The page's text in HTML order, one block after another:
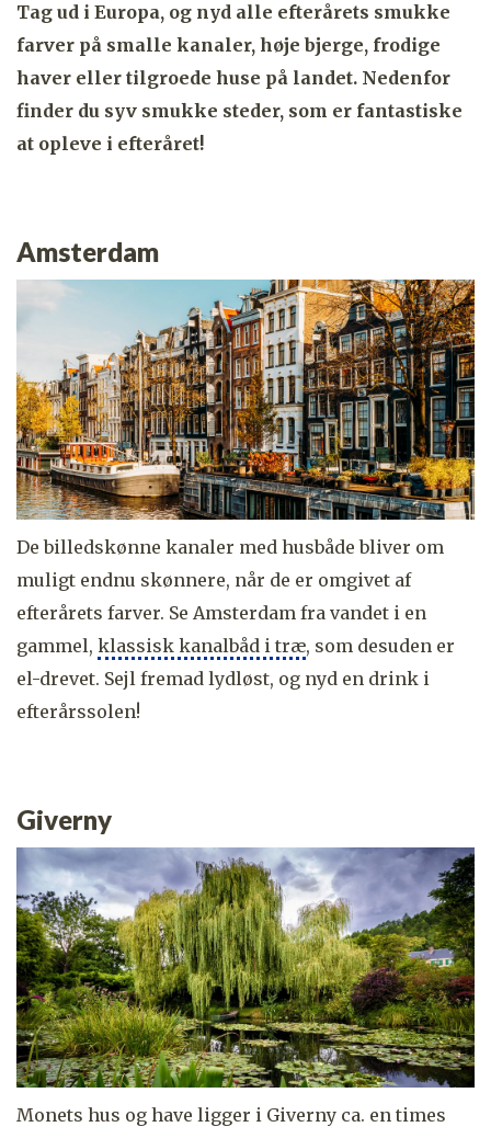
Tag ud i Europa, og nyd alle efterårets smukke
farver på smalle kanaler, høje bjerge, frodige
haver eller tilgroede huse på landet. Nedenfor
finder du syv smukke steder, som er fantastiske
at opleve i efteråret!
Amsterdam
De billedskønne kanaler med husbåde bliver om
muligt endnu skønnere, når de er omgivet af
efterårets farver. Se Amsterdam fra vandet i en
gammel, klassisk kanalbåd i træ, som desuden er
el-drevet. Sejl fremad lydløst, og nyd en drink i
efterårssolen!
Giverny
Monets hus og have ligger i Giverny ca. en times